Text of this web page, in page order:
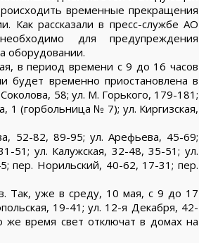
временные прекращения
Как рассказали в пресс-службе АО
для предупреждения
оборудовании.
в период времени с 9 до 16 часов
будет временно приостановлена в
58; ул. М. Горького, 179-181;
1 (горбольница № 7); ул. Киргизская,
52-82, 89-95; ул. Арефьева, 45-69;
51; ул. Калужская, 32-48, 35-51; ул.
пер. Норильский, 40-62, 17-31; пер.
Так, уже в среду, 10 мая, с 9 до 17
19-41; ул. 12-я Декабря, 42-
время свет отключат в домах на